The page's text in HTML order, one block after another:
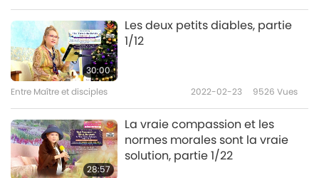
30:00
Les deux petits diables, partie
1/12
Entre Maître et disciples 2022-02-23 9526 Vues
28:57
La vraie compassion et les
normes morales sont la vraie
solution, partie 1/22